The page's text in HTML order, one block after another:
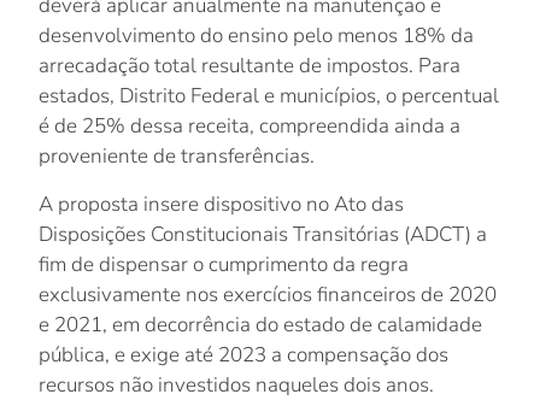
deverá aplicar anualmente na manutenção e
desenvolvimento do ensino pelo menos 18% da
arrecadação total resultante de impostos. Para
estados, Distrito Federal e municípios, o percentual
é de 25% dessa receita, compreendida ainda a
proveniente de transferências.
A proposta insere dispositivo no Ato das
Disposições Constitucionais Transitórias (ADCT) a
fim de dispensar o cumprimento da regra
exclusivamente nos exercícios financeiros de 2020
e 2021, em decorrência do estado de calamidade
pública, e exige até 2023 a compensação dos
recursos não investidos naqueles dois anos.